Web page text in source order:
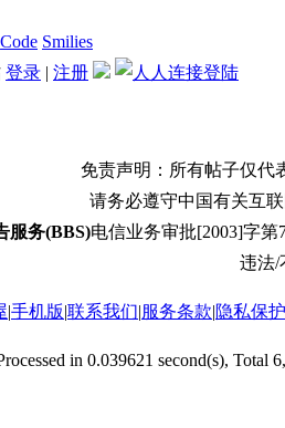
Code Smilies
登录 | 注册
免责声明：所有帖子仅代
请务必遵守中国有关互
服务(BBS)电信业务审批[2003]字第
违法/
|手机版|联系我们|服务条款|隐私保护
in 0.039621 second(s), Total